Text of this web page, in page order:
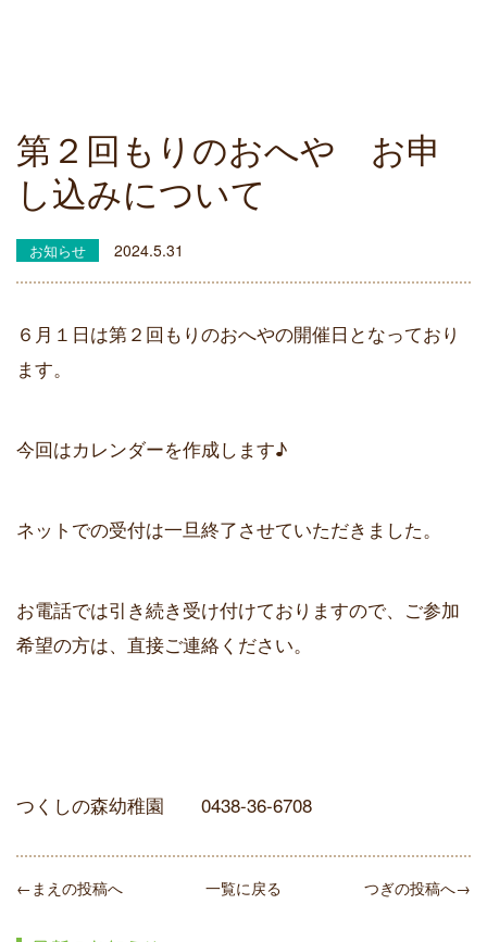
第２回もりのおへや お申
し込みについて
お知らせ 2024.5.31
６月１日は第２回もりのおへやの開催日となっており
ます。
今回はカレンダーを作成します♪
ネットでの受付は一旦終了させていただきました。
お電話では引き続き受け付けておりますので、ご参加
希望の方は、直接ご連絡ください。
つくしの森幼稚園 0438-36-6708
←まえの投稿へ 一覧に戻る つぎの投稿へ→